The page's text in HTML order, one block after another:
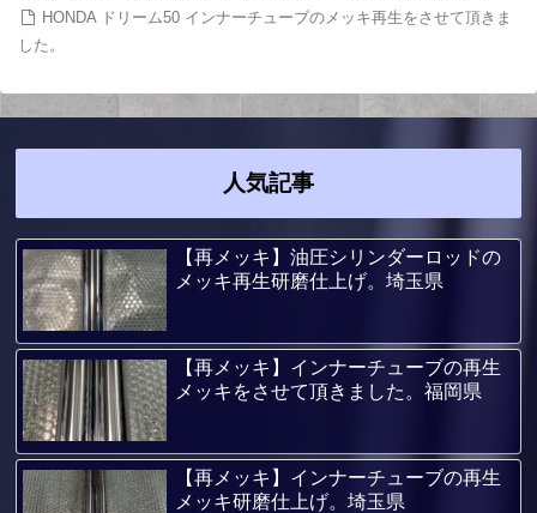
HONDA ドリーム50 インナーチューブのメッキ再生をさせて頂きま
した。
人気記事
【再メッキ】油圧シリンダーロッドの
メッキ再生研磨仕上げ。埼玉県
【再メッキ】インナーチューブの再生
メッキをさせて頂きました。福岡県
【再メッキ】インナーチューブの再生
メッキ研磨仕上げ。埼玉県